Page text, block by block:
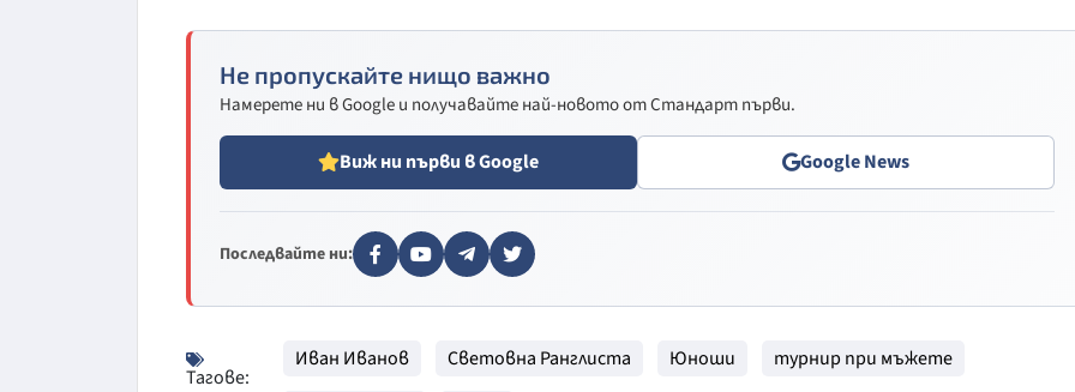
Не пропускайте нищо важно
Намерете ни в Google и получавайте най-новото от Стандарт първи.
Виж ни първи в Google Google News
Последвайте ни:
Тагове:
Иван Иванов Световна Ранглиста Юноши
турнир при мъжете